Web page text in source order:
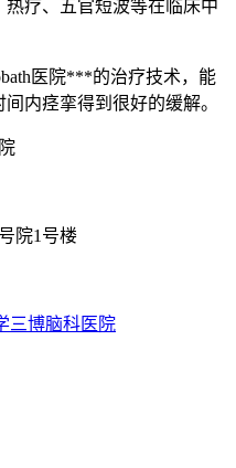
疗、五官短波等在临床中
医院***的治疗技术，能
内痉挛得到很好的缓解。
院1号楼
三博脑科医院